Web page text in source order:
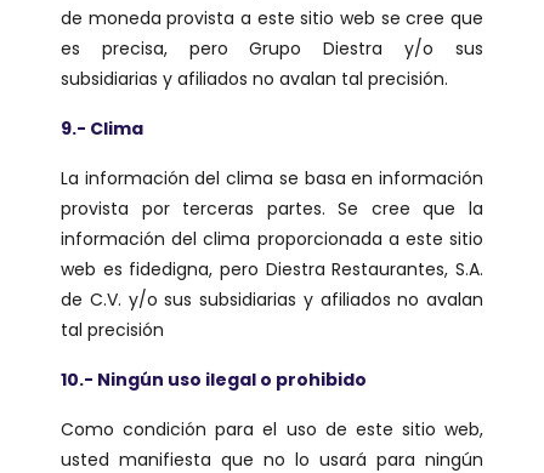
de moneda provista a este sitio web se cree que
es precisa, pero Grupo Diestra y/o sus
subsidiarias y afiliados no avalan tal precisión.
9.- Clima
La información del clima se basa en información
provista por terceras partes. Se cree que la
información del clima proporcionada a este sitio
web es fidedigna, pero Diestra Restaurantes, S.A.
de C.V. y/o sus subsidiarias y afiliados no avalan
tal precisión
10.- Ningún uso ilegal o prohibido
Como condición para el uso de este sitio web,
usted manifiesta que no lo usará para ningún